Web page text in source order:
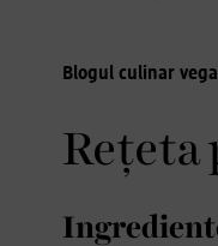
Blogul culinar
Rețeta